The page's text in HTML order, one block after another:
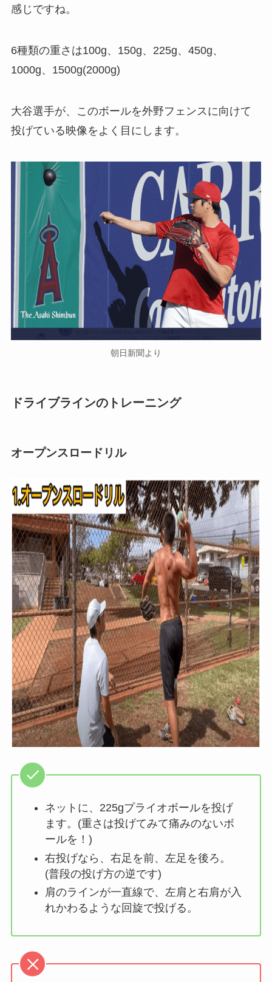
感じですね。
6種類の重さは100g、150g、225g、450g、
1000g、1500g(2000g)
大谷選手が、このボールを外野フェンスに向けて
投げている映像をよく目にします。
朝日新聞より
ドライブラインのトレーニング
オープンスロードリル
ネットに、225gプライオボールを投げ
ます。(重さは投げてみて痛みのないボ
ールを！)
右投げなら、右足を前、左足を後ろ。
(普段の投げ方の逆です)
肩のラインが一直線で、左肩と右肩が入
れかわるような回旋で投げる。